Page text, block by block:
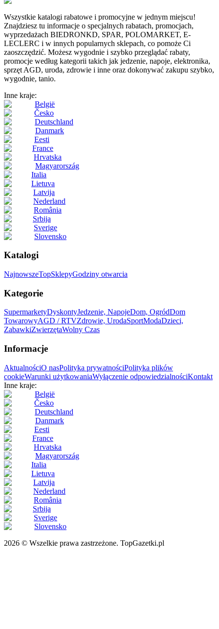
Wszystkie katalogi rabatowe i promocyjne w jednym miejscu!
Znajdziesz tu informacje o specjalnych rabatach, promocjach,
wyprzedażach BIEDRONKD, SPAR, POLOMARKET, E-
LECLERC i w innych popularnych sklepach, co pomoże Ci
zaoszczędzić. Możesz wygodnie i szybko przeglądać rabaty,
promocje według kategorii takich jak jedzenie, napoje, elektronika,
sprzęt AGD, uroda, zdrowie i inne oraz dokonywać zakupu szybko,
wygodnie, tanio.
Inne kraje:
België
Česko
Deutschland
Danmark
Eesti
France
Hrvatska
Magyarország
Italia
Lietuva
Latvija
Nederland
România
Srbija
Sverige
Slovensko
Katalogi
NajnowszeTopSklepyGodziny otwarcia
Kategorie
SupermarketyDyskontyJedzenie, NapojeDom, OgródDom
TowarowyAGD / RTVZdrowie, UrodaSportModaDzieci,
ZabawkiZwierzętaWolny Czas
Informacje
AktualnościO nasPolityka prywatnościPolityka plików
cookieWarunki użytkowaniaWyłączenie odpowiedzialnościKontakt
Inne kraje:
België
Česko
Deutschland
Danmark
Eesti
France
Hrvatska
Magyarország
Italia
Lietuva
Latvija
Nederland
România
Srbija
Sverige
Slovensko
2026 © Wszelkie prawa zastrzeżone. TopGazetki.pl